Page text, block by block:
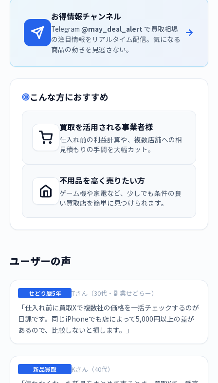
お得情報チャンネル
Telegram @may_deal_alert で買取相場
の注目情報をリアルタイム配信。気になる
商品の動きを見逃さない。
こんな方におすすめ
買取を活用される事業者様
仕入れ前の利益計算や、複数店舗への相
見積もりの手間を大幅カット。
不用品を高く売りたい方
ゲーム機や家電など、少しでも条件の良
い買取店を簡単に見つけられます。
ユーザーの声
せどり歴5年 Tさん（30代・副業せどらー）
「仕入れ前に買取Xで複数社の価格を一括チェックするのが
日課です。同じiPhoneでも店によって5,000円以上の差が
あるので、比較しないと損します。」
新品買取 Kさん（40代）